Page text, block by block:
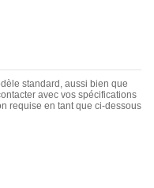
standard, aussi bien que
avec vos spécifications
requise en tant que ci-dessous